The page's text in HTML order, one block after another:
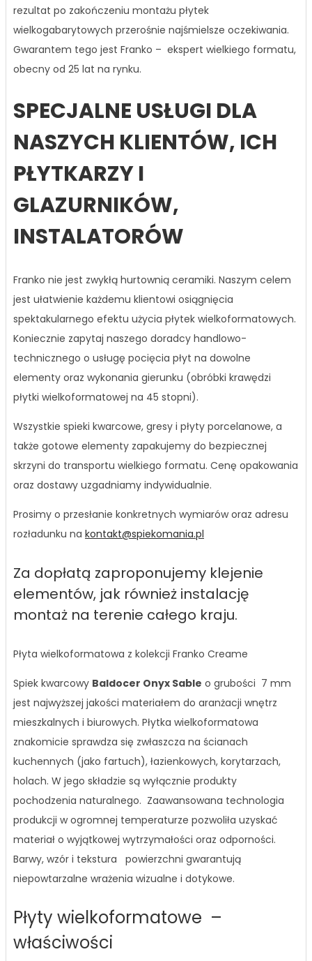
rezultat po zakończeniu montażu płytek
wielkogabarytowych przerośnie najśmielsze oczekiwania.
Gwarantem tego jest Franko – ekspert wielkiego formatu,
obecny od 25 lat na rynku.
SPECJALNE USŁUGI DLA
NASZYCH KLIENTÓW, ICH
PŁYTKARZY I
GLAZURNIKÓW,
INSTALATORÓW
Franko nie jest zwykłą hurtownią ceramiki. Naszym celem
jest ułatwienie każdemu klientowi osiągnięcia
spektakularnego efektu użycia płytek wielkoformatowych.
Koniecznie zapytaj naszego doradcy handlowo-
technicznego o usługę pocięcia płyt na dowolne
elementy oraz wykonania gierunku (obróbki krawędzi
płytki wielkoformatowej na 45 stopni).
Wszystkie spieki kwarcowe, gresy i płyty porcelanowe, a
także gotowe elementy zapakujemy do bezpiecznej
skrzyni do transportu wielkiego formatu. Cenę opakowania
oraz dostawy uzgadniamy indywidualnie.
Prosimy o przesłanie konkretnych wymiarów oraz adresu
rozładunku na kontakt@spiekomania.pl
Za dopłatą zaproponujemy klejenie
elementów, jak również instalację
montaż na terenie całego kraju.
Płyta wielkoformatowa z kolekcji Franko Creame
Spiek kwarcowy Baldocer Onyx Sable o grubości 7 mm
jest najwyższej jakości materiałem do aranżacji wnętrz
mieszkalnych i biurowych. Płytka wielkoformatowa
znakomicie sprawdza się zwłaszcza na ścianach
kuchennych (jako fartuch), łazienkowych, korytarzach,
holach. W jego składzie są wyłącznie produkty
pochodzenia naturalnego. Zaawansowana technologia
produkcji w ogromnej temperaturze pozwoliła uzyskać
materiał o wyjątkowej wytrzymałości oraz odporności.
Barwy, wzór i tekstura powierzchni gwarantują
niepowtarzalne wrażenia wizualne i dotykowe.
Płyty wielkoformatowe –
właściwości